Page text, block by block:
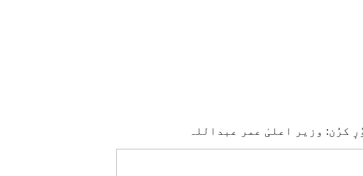
کرُن: وزیر اعلیٰ عمر عبداللہ